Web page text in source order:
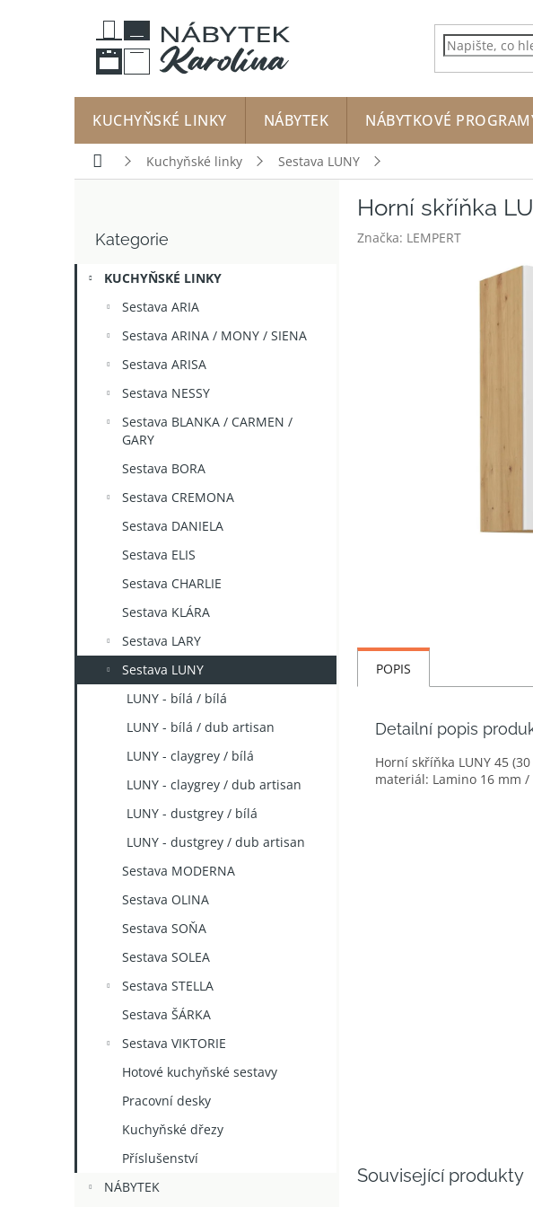
KUCHYŇSKÉ LINKY NÁBYTEK NÁBYTKOVÉ
Domů Kuchyňské linky Sestava LUNY
r
kategorie
Kategorie
KUCHYŇSKÉ LINKY
Sestava ARIA
Sestava ARINA / MONY / SIENA
Sestava ARISA
Sestava NESSY
Sestava BLANKA / CARMEN /
GARY
Sestava BORA
Sestava CREMONA
Sestava DANIELA
Sestava ELIS
Sestava CHARLIE
Sestava KLÁRA
Sestava LARY
Sestava LUNY
LUNY - bílá / bílá
LUNY - bílá / dub artisan
LUNY - claygrey / bílá
LUNY - claygrey / dub artisan
LUNY - dustgrey / bílá
LUNY - dustgrey / dub artisan
Sestava MODERNA
Sestava OLINA
Sestava SOŇA
Sestava SOLEA
Sestava STELLA
Sestava ŠÁRKA
Sestava VIKTORIE
Hotové kuchyňské sestavy
Pracovní desky
Kuchyňské dřezy
Příslušenství
NÁBYTEK
Horní skříňka
Značka: LEMPERT
Související produkty
POPIS
Detailní popis
Horní skříňka LUNY 45
materiál: Lamino 16 mm